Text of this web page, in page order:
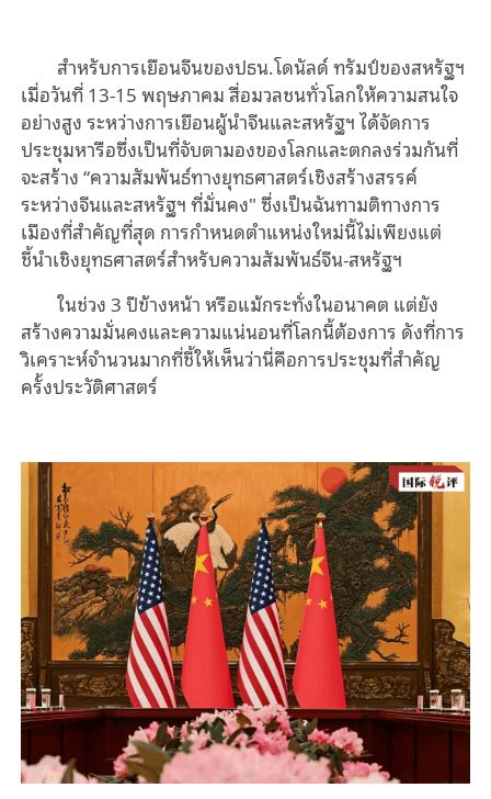
สำหรับการเยือนจีนของปธน.โดนัลด์ ทรัมป์ของสหรัฐฯ
เมื่อวันที่ 13-15 พฤษภาคม สื่อมวลชนทั่วโลกให้ความสนใจ
อย่างสูง ระหว่างการเยือนผู้นำจีนและสหรัฐฯ ได้จัดการ
ประชุมหารือซึ่งเป็นที่จับตามองของโลกและตกลงร่วมกันที่
จะสร้าง “ความสัมพันธ์ทางยุทธศาสตร์เชิงสร้างสรรค์
ระหว่างจีนและสหรัฐฯ ที่มั่นคง" ซึ่งเป็นฉันทามติทางการ
เมืองที่สำคัญที่สุด การกำหนดตำแหน่งใหม่นี้ไม่เพียงแต่
ชี้นำเชิงยุทธศาสตร์สำหรับความสัมพันธ์จีน-สหรัฐฯ
ในช่วง 3 ปีข้างหน้า หรือแม้กระทั่งในอนาคต แต่ยัง
สร้างความมั่นคงและความแน่นอนที่โลกนี้ต้องการ ดังที่การ
วิเคราะห์จำนวนมากที่ชี้ให้เห็นว่านี่คือการประชุมที่สำคัญ
ครั้งประวัติศาสตร์